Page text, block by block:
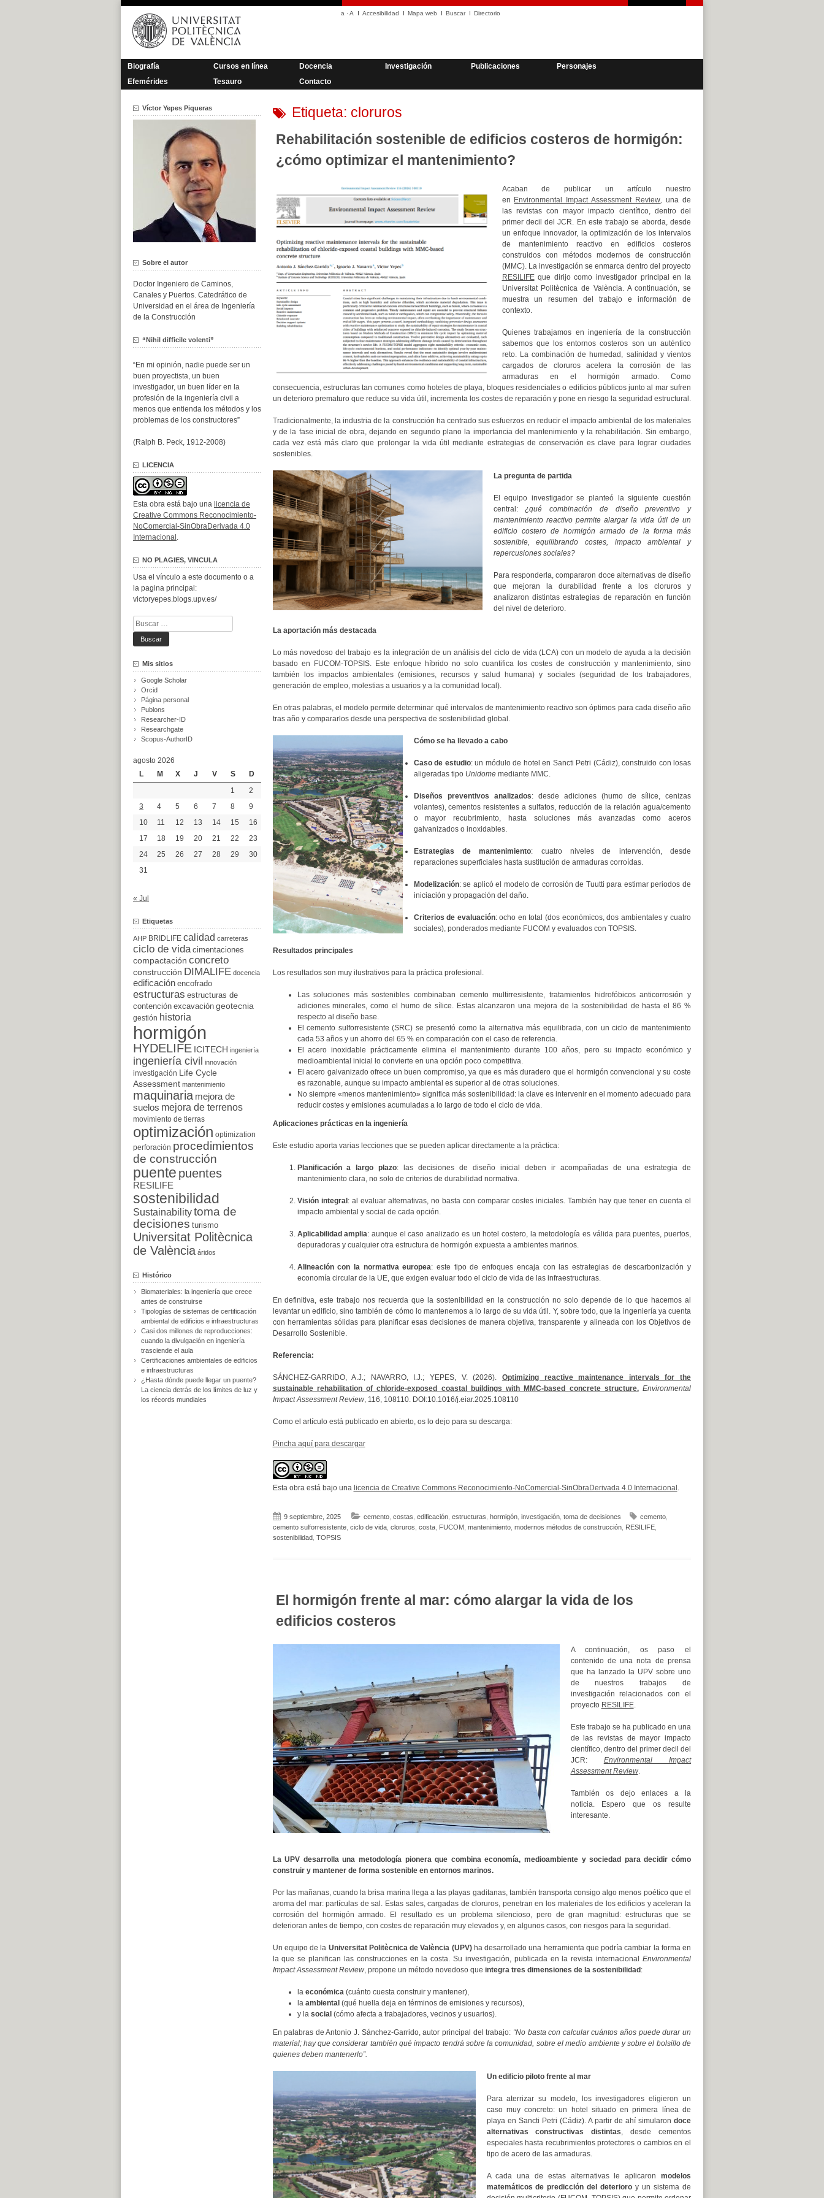
Saltar
contenido
a ·A Accesibilidad Mapa web Buscar Directorio
Biografía Cursos en línea Docencia Investigación Publicaciones
Personajes
Efemérides
Tesauro Contacto
Etiqueta: cloruros
Rehabilitación sostenible de edificios costeros de hormigón:
¿cómo optimizar el mantenimiento?
Acaban de publicar un artículo nuestro
en Environmental Impact Assessment Review,una de
las revistas con mayor impacto científico, dentro del
primer decil del JCR. En este trabajo se aborda, desde
un enfoque innovador, la optimización de los intervalos
de mantenimiento reactivo en edificios costeros
construidos con métodos modernos de construcción
(MMC). La investigación se enmarca dentro del proyecto
RESILIFEque dirijo como investigador principal en la
Universitat Politècnica de València. A continuación, se
muestra un resumen del trabajo e información de
contexto.
Quienes trabajamos en ingeniería de la construcción
sabemos que los entornos costeros son un auténtico
reto. La combinación de humedad, salinidad y vientos
cargados de cloruros acelera la corrosión de las
armaduras en el hormigón armado. Como
consecuencia, estructuras tan comunes como hoteles de playa, bloques residenciales o edificios públicos junto al mar sufren
un deterioro prematuro que reduce su vida útil, incrementa los costes de reparación y pone en riesgo la seguridad estructural.
Tradicionalmente, la industria de la construcción ha centrado sus esfuerzos en reducir el impacto ambiental de los materiales
y de la fase inicial de obra, dejando en segundo plano la importancia del mantenimiento y la rehabilitación. Sin embargo,
cada vez está más claro que prolongar la vida útil mediante estrategias de conservación es clave para lograr ciudades
sostenibles.
La pregunta de partida
El equipo investigador se planteó la siguiente cuestión
central:¿qué combinación de diseño preventivo y
mantenimiento reactivo permite alargar la vida útil de un
edificio costero de hormigón armado de la forma más
sostenible, equilibrando costes, impacto ambiental y
repercusiones sociales?
Para responderla, compararon doce alternativas de diseño
que mejoran la durabilidad frente a los cloruros y
analizaron distintas estrategias de reparación en función
del nivel de deterioro.
La aportación más destacada
Lo más novedoso del trabajo es la integración de un análisis del ciclo de vida (LCA) con un modelo de ayuda a la decisión
basado en FUCOM-TOPSIS. Este enfoque híbrido no solo cuantifica los costes de construcción y mantenimiento, sino
también los impactos ambientales (emisiones, recursos y salud humana) y sociales (seguridad de los trabajadores,
generación de empleo, molestias a usuarios y a la comunidad local).
En otras palabras, el modelo permite determinar qué intervalos de mantenimiento reactivo son óptimos para cada diseño año
tras año y compararlos desde una perspectiva de sostenibilidad global.
Cómo se ha llevado a cabo
Caso de estudio: un módulo de hotel en Sancti Petri (Cádiz), construido con losas
aligeradas tipo Unidomemediante MMC.
Diseños preventivos analizados: desde adiciones (humo de sílice, cenizas
volantes), cementos resistentes a sulfatos, reducción de la relación agua/cemento
o mayor recubrimiento, hasta soluciones más avanzadas como aceros
galvanizados o inoxidables.
Estrategias de mantenimiento: cuatro niveles de intervención, desde
reparaciones superficiales hasta sustitución de armaduras corroídas.
Modelización: se aplicó el modelo de corrosión de Tuutti para estimar periodos de
iniciación y propagación del daño.
Criterios de evaluación: ocho en total (dos económicos, dos ambientales y cuatro
sociales), ponderados mediante FUCOM y evaluados con TOPSIS.
Resultados principales
Los resultados son muy ilustrativos para la práctica profesional.
Las soluciones más sostenibles combinaban cemento multirresistente, tratamientos hidrofóbicos anticorrosión y
adiciones minerales, como el humo de sílice. Estas alcanzaron una mejora de la sostenibilidad de hasta el 86 %
respecto al diseño base.
El cemento sulforresistente (SRC) se presentó como la alternativa más equilibrada, con un ciclo de mantenimiento
cada 53 años y un ahorro del 65 % en comparación con el caso de referencia.
El acero inoxidable prácticamente elimina el mantenimiento durante 100 años, pero su impacto económico y
medioambiental inicial lo convierte en una opción poco competitiva.
El acero galvanizado ofrece un buen compromiso, ya que es más duradero que el hormigón convencional y su coste
es razonable, aunque su impacto ambiental es superior al de otras soluciones.
No siempre «menos mantenimiento» significa más sostenibilidad: la clave es intervenir en el momento adecuado para
reducir costes y emisiones acumuladas a lo largo de todo el ciclo de vida.
Aplicaciones prácticas en la ingeniería
Este estudio aporta varias lecciones que se pueden aplicar directamente a la práctica:
Planificación a largo plazo: las decisiones de diseño inicial deben ir acompañadas de una estrategia de
mantenimiento clara, no solo de criterios de durabilidad normativa.
Visión integral : al evaluar alternativas, no basta con comparar costes iniciales. También hay que tener en cuenta el
impacto ambiental y social de cada opción.
Aplicabilidad amplia: aunque el caso analizado es un hotel costero, la metodología es válida para puentes, puertos,
depuradoras y cualquier otra estructura de hormigón expuesta a ambientes marinos.
Alineación con la normativa europea: este tipo de enfoques encaja con las estrategias de descarbonización y
economía circular de la UE, que exigen evaluar todo el ciclo de vida de las infraestructuras.
En definitiva, este trabajo nos recuerda que la sostenibilidad en la construcción no solo depende de lo que hacemos al
levantar un edificio, sino también de cómo lo mantenemos a lo largo de su vida útil. Y, sobre todo, que la ingeniería ya cuenta
con herramientas sólidas para planificar esas decisiones de manera objetiva, transparente y alineada con los Objetivos de
Desarrollo Sostenible.
Referencia:
SÁNCHEZ-GARRIDO, A.J.; NAVARRO, I.J.; YEPES, V. (2026). Optimizing reactive maintenance intervals for the
sustainable rehabilitation of chloride-exposed coastal buildings with MMC-based concrete structure. Environmental
Impact Assessment Review, 116, 108110. DOI:10.1016/j.eiar.2025.108110
Como el artículo está publicado en abierto, os lo dejo para su descarga:
Pincha aquí para descargar
Esta obra está bajo una licencia de Creative Commons Reconocimiento-NoComercial-SinObraDerivada 4.0 Internacional .
9 septiembre, 2025 cemento, costas edificación, estructuras hormigón, investigación, toma de decisiones cemento,
cemento sulforresistente, ciclo de vida, cloruros costa, FUCOM mantenimiento, modernos métodos de construcción, RESILIFE,
sostenibilidad TOPSIS
El hormigón frente al mar: cómo alargar la vida de los
edificios costeros
A continuación, os paso el
contenido de una nota de prensa
que ha lanzado la UPV sobre uno
de nuestros trabajos de
investigación relacionados con el
proyecto RESILIFE.
Este trabajo se ha publicado en una
de las revistas de mayor impacto
científico, dentro del primer decil del
JCR: Environmental Impact
Assessment Review.
También os dejo enlaces a la
noticia. Espero que os resulte
interesante.
La UPV desarrolla una metodología pionera que combina economía, medioambiente y sociedad para decidir cómo
construir y mantener de forma sostenible en entornos marinos.
Por las mañanas, cuando la brisa marina llega a las playas gaditanas, también transporta consigo algo menos poético que el
aroma del mar: partículas de sal. Estas sales, cargadas de cloruros, penetran en los materiales de los edificios y aceleran la
corrosión del hormigón armado. El resultado es un problema silencioso, pero de gran magnitud: estructuras que se
deterioran antes de tiempo, con costes de reparación muy elevados y, en algunos casos, con riesgos para la seguridad.
Un equipo de la Universitat Politècnica de València (UPV)ha desarrollado una herramienta que podría cambiar la forma en
la que se planifican las construcciones en la costa. Su investigación, publicada en la revista internacional Environmental
Impact Assessment Review, propone un método novedoso que integra tres dimensiones de la sostenibilidad :
la económica(cuánto cuesta construir y mantener),
la ambiental (qué huella deja en términos de emisiones y recursos),
y la social (cómo afecta a trabajadores, vecinos y usuarios).
En palabras de Antonio J. Sánchez-Garrido, autor principal del trabajo: “No basta con calcular cuántos años puede durar un
material; hay que considerar también qué impacto tendrá sobre la comunidad, sobre el medio ambiente y sobre el bolsillo de
quienes deben mantenerlo”.
Un edificio piloto frente al mar
Para aterrizar su modelo, los investigadores eligieron un
caso muy concreto: un hotel situado en primera línea de
playa en Sancti Petri (Cádiz). A partir de ahí simularon doce
alternativas constructivas distintas, desde cementos
especiales hasta recubrimientos protectores o cambios en el
tipo de acero de las armaduras.
A cada una de estas alternativas le aplicaron modelos
matemáticos de predicción del deterioro y un sistema de
Víctor Yepes Piqueras
Sobre el autor
Doctor Ingeniero de Caminos,
Canales y Puertos. Catedrático de
Universidad en el área de Ingeniería
de la Construcción
“Nihil difficile volenti”
“En mi opinión, nadie puede ser un
buen proyectista, un buen
investigador, un buen líder en la
profesión de la ingeniería civil a
menos que entienda los métodos y los
problemas de los constructores”
(Ralph B. Peck, 1912-2008)
LICENCIA
Esta obra está bajo una licencia de
Creative Commons Reconocimiento-
NoComercial-SinObraDerivada 4.0
Internacional .
NO PLAGIES, VINCULA
Usa el vínculo a este documento o a
la pagina principal:
victoryepes.blogs.upv.es/
Buscar:
Mis sitios
Google Scholar
Orcid
Página personal
Publons
Researcher-ID
Researchgate
Scopus-AuthorID
agosto 2026
L
M X J V S
D
1
2
3
4 5 6 7 8
9
10
11 12 13 14 15
16
17
18 19 20 21 22
23
24
25 26 27 28 29
30
31
« Jul
Etiquetas
AHP BRIDLIFE calidad carreteras
ciclo de vida cimentaciones
compactación concreto
construcción DIMALIFE docencia
edificación encofrado
estructuras estructuras de
contención excavación geotecnia
gestión historia
hormigón
HYDELIFE ICITECH ingeniería
ingeniería civil innovación
investigación
Life Cycle
Assessment mantenimiento
maquinaria mejora de
suelos mejora de terrenos
movimiento de tierras
optimización optimization
perforación procedimientos
de construcción
puente puentes
RESILIFE
sostenibilidad
Sustainabilitytoma de
decisiones turismo
Universitat Politècnica
de València áridos
Histórico
Biomateriales: la ingeniería que crece
antes de construirse
Tipologías de sistemas de certificación
ambiental de edificios e infraestructuras
Casi dos millones de reproducciones:
cuando la divulgación en ingeniería
trasciende el aula
Certificaciones ambientales de edificios
e infraestructuras
¿Hasta dónde puede llegar un puente?
La ciencia detrás de los límites de luz y
los récords mundiales